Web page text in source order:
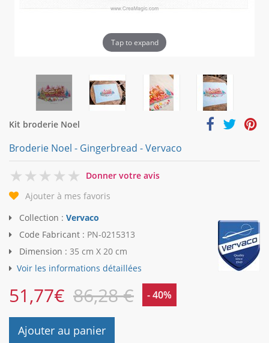
Tap to expand
Kit broderie Noel
Broderie Noel - Gingerbread - Vervaco
0
Donner votre avis
Ajouter à mes favoris
Collection : Vervaco
Code Fabricant : PN-0215313
Dimension : 35 cm X 20 cm
Voir les informations détaillées
51,77€ 86,28 € - 40%
Ajouter au panier